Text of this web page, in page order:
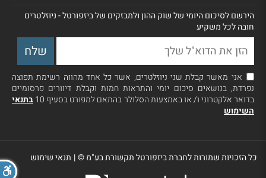
הירשם לסיכום היומי של שוק ההון ולמבזקים של ביזפורטל - ניוזלטרים
חובה לכל משקיע
אני מאשר קבלת שני ניוזלטרים, אשר כל אחד מהווה רשימת תפוצה
נפרדת, בנושאים סיכום יומי והתראות חמות וקבלת דיוורים פרסומיים
בדואר אלקטרוני ו/ או באמצעות הסלולר בהתאם למפורט בסעיף 10
בתנאי
השימוש
כל הזכויות שמורות לחברת ביזפורטל תקשורת בע"מ ©| תנאי שימוש